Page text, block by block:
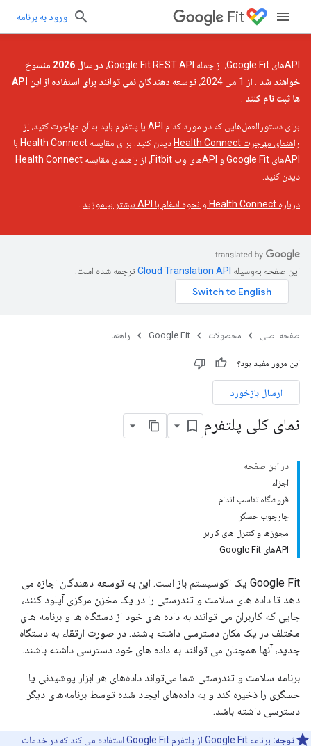
Fit ورود به برنامه
APIهای Google Fit، از جمله Google Fit REST API،
در سال 2026 منسوخ
خواهند شد . از 1 می 2024،
توسعه دهندگان نمی توانند برای استفاده از این API
ها ثبت نام کنند
برای دستورالعمل‌هایی که در مورد کدام API یا پلتفرم باید به آن مهاجرت کنید،
از
راهنمای مهاجرت Health Connect
دیدن کنید. برای مقایسه Health Connect با
APIهای Google Fit و APIهای وب Fitbit،
از راهنمای مقایسه Health Connect
دیدن کنید.
درباره Health Connect و نحوه ادغام با API بیشتر بیاموزید
این صفحه به‌وسیله ترجمه شده است.
صفحه اصلی محصولات Google Fit راهنما
این مرور مفید بود؟
ارسال بازخورد
نمای کلی پلتفرم
در این صفحه
اجزاء
فروشگاه تناسب اندام
چارچوب حسگر
مجوزها و کنترل های کاربر
APIهای Google Fit
Google Fit یک اکوسیستم باز است. این به توسعه دهندگان اجازه می
دهد تا داده های سلامت و تندرستی را در یک مخزن مرکزی آپلود کنند،
جایی که کاربران می توانند به داده های خود از دستگاه ها و برنامه های
مختلف در یک مکان دسترسی داشته باشند. در صورت ارتقاء به دستگاه
جدید، آنها همچنان می توانند به داده های خود دسترسی داشته باشند.
برنامه سلامت و تندرستی شما می‌تواند داده‌های هر ابزار پوشیدنی یا
حسگری را ذخیره کند و به داده‌های ایجاد شده توسط برنامه‌های دیگر
دسترسی داشته باشد.
توجه:
برنامه Google Fit از پلتفرم Google Fit استفاده می کند که در خدمات